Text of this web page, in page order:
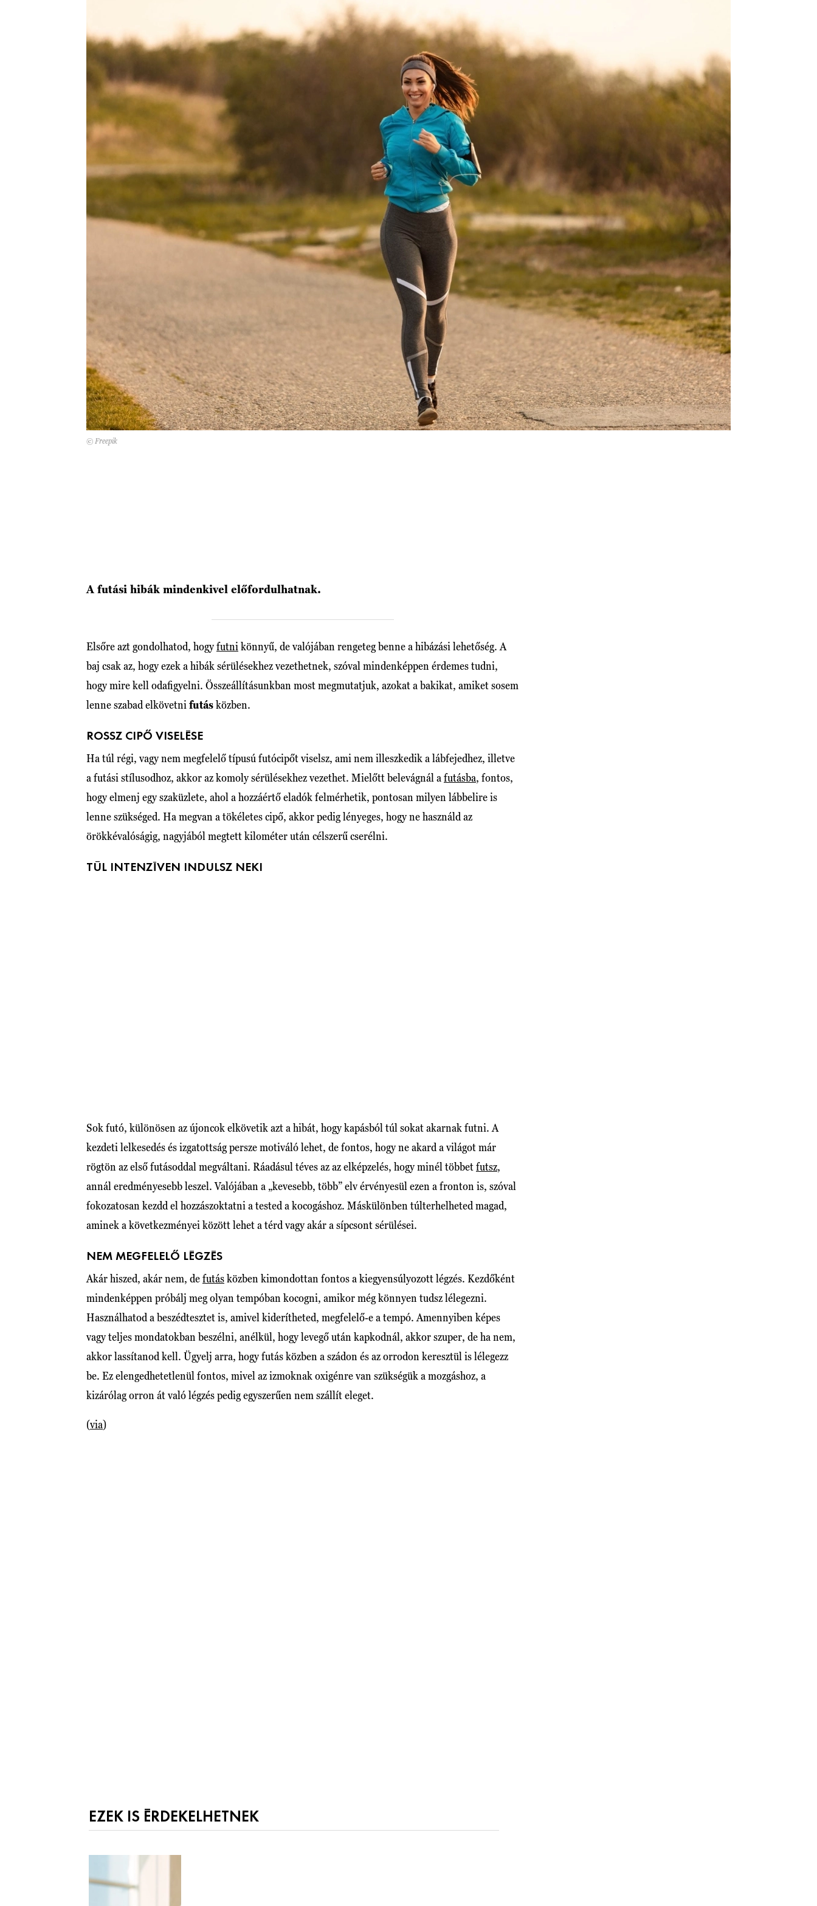
© Freepik
A futási hibák mindenkivel előfordulhatnak.
Elsőre azt gondolhatod, hogyfutni könnyű, de valójában rengeteg benne a hibázási lehetőség. A
baj csak az, hogy ezek a hibák sérülésekhez vezethetnek, szóval mindenképpen érdemes tudni,
hogy mire kell odafigyelni. Összeállításunkban most megmutatjuk, azokat a bakikat, amiket sosem
lenne szabad elkövetni futásközben.
ROSSZ CIPŐ VISELÉSE
Ha túl régi, vagy nem megfelelő típusú futócipőt viselsz, ami nem illeszkedik a lábfejedhez, illetve
a futási stílusodhoz, akkor az komoly sérülésekhez vezethet. Mielőtt belevágnál a futásba, fontos,
hogy elmenj egy szaküzlete, ahol a hozzáértő eladók felmérhetik, pontosan milyen lábbelire is
lenne szükséged. Ha megvan a tökéletes cipő, akkor pedig lényeges, hogy ne használd az
örökkévalóságig, nagyjából megtett kilométer után célszerű cserélni.
TÚL INTENZÍVEN INDULSZ NEKI
Sok futó, különösen az újoncok elkövetik azt a hibát, hogy kapásból túl sokat akarnak futni. A
kezdeti lelkesedés és izgatottság persze motiváló lehet, de fontos, hogy ne akard a világot már
rögtön az első futásoddal megváltani. Ráadásul téves az az elképzelés, hogy minél többetfutsz,
annál eredményesebb leszel. Valójában a „kevesebb, több” elv érvényesül ezen a fronton is, szóval
fokozatosan kezdd el hozzászoktatni a tested a kocogáshoz. Máskülönben túlterhelheted magad,
aminek a következményei között lehet a térd vagy akár a sípcsont sérülései.
NEM MEGFELELŐ LÉGZÉS
Akár hiszed, akár nem, defutásközben kimondottan fontos a kiegyensúlyozott légzés. Kezdőként
mindenképpen próbálj meg olyan tempóban kocogni, amikor még könnyen tudsz lélegezni.
Használhatod a beszédtesztet is, amivel kiderítheted, megfelelő-e a tempó. Amennyiben képes
vagy teljes mondatokban beszélni, anélkül, hogy levegő után kapkodnál, akkor szuper, de ha nem,
akkor lassítanod kell. Ügyelj arra, hogy futás közben a szádon és az orrodon keresztül is lélegezz
be. Ez elengedhetetlenül fontos, mivel az izmoknak oxigénre van szükségük a mozgáshoz, a
kizárólag orron át való légzés pedig egyszerűen nem szállít eleget.
(via)
EZEK IS ÉRDEKELHETNEK